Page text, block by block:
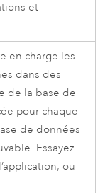
et
en charge les
dans des
de la base de
pour chaque
de données
Essayez
ou